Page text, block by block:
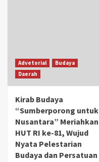
Advetorial
Budaya
Daerah
Kirab Budaya
“Sumberporong untuk
Nusantara” Meriahkan
HUT RI ke-81, Wujud
Nyata Pelestarian
Budaya dan Persatuan